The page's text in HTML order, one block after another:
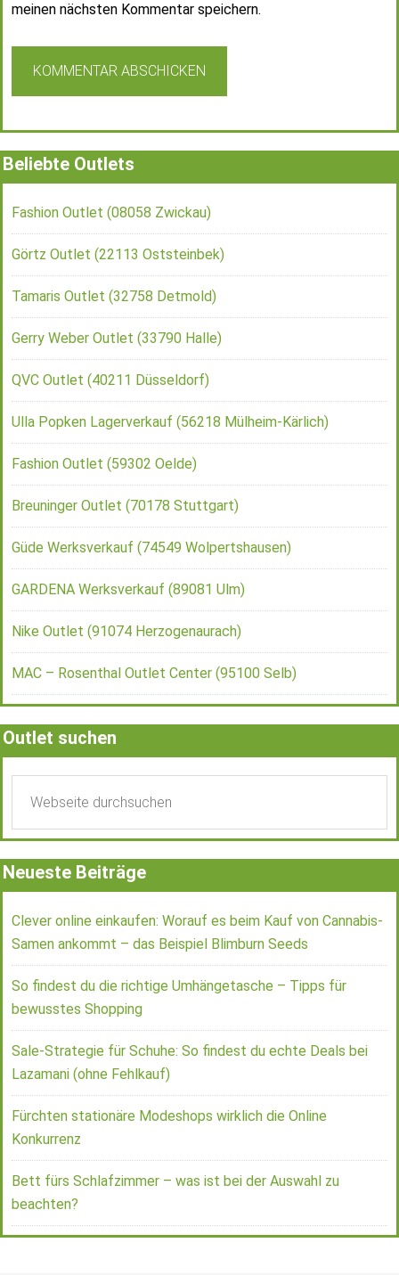
meinen nächsten Kommentar speichern.
Beliebte Outlets
Fashion Outlet (08058 Zwickau)
Görtz Outlet (22113 Oststeinbek)
Tamaris Outlet (32758 Detmold)
Gerry Weber Outlet (33790 Halle)
QVC Outlet (40211 Düsseldorf)
Ulla Popken Lagerverkauf (56218 Mülheim-Kärlich)
Fashion Outlet (59302 Oelde)
Breuninger Outlet (70178 Stuttgart)
Güde Werksverkauf (74549 Wolpertshausen)
GARDENA Werksverkauf (89081 Ulm)
Nike Outlet (91074 Herzogenaurach)
MAC – Rosenthal Outlet Center (95100 Selb)
Outlet suchen
Neueste Beiträge
Clever online einkaufen: Worauf es beim Kauf von Cannabis-
Samen ankommt – das Beispiel Blimburn Seeds
So findest du die richtige Umhängetasche – Tipps für
bewusstes Shopping
Sale-Strategie für Schuhe: So findest du echte Deals bei
Lazamani (ohne Fehlkauf)
Fürchten stationäre Modeshops wirklich die Online
Konkurrenz
Bett fürs Schlafzimmer – was ist bei der Auswahl zu
beachten?